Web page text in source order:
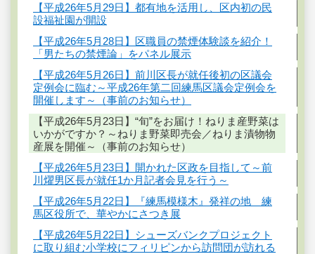
【平成26年5月29日】都有地を活用し、区内初の民
設福祉園が開設
【平成26年5月28日】区職員の禁煙体験談を紹介！
「男たちの禁煙論」をパネル展示
【平成26年5月26日】前川区長が就任後初の区議会
定例会に臨む～平成26年第二回練馬区議会定例会を
開催します～（事前のお知らせ）
【平成26年5月23日】“旬”をお届け！ねりま産野菜は
いかがですか？～ねりま野菜即売会／ねりま漬物物
産展を開催～（事前のお知らせ）
【平成26年5月23日】開かれた区政を目指して～前
川燿男区長が就任1か月記者会見を行う～
【平成26年5月22日】『練馬模様木』発祥の地 練
馬区役所で、華やかにさつき展
【平成26年5月22日】シューズバンクプロジェクト
に取り組む小学校にフィリピンから訪問団が訪れる